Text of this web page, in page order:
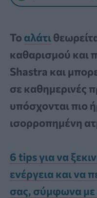
Το αλάτι
καθαρισμού και
Shastra και
σε καθημερινές
υπόσχονται πιο
ισορροπημένη
6 tips για να
ενέργεια και να
σας, σύμφωνα